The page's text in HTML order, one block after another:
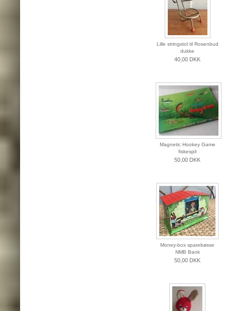
Lille stringstol til Rosenbud
dukke
40,00 DKK
Magnetic Hookey Game
fiskespil
50,00 DKK
Money-box sparebøsse
NMB Bank
50,00 DKK